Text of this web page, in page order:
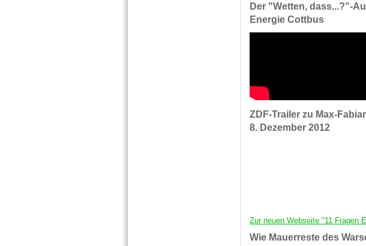
Der "Wetten, dass...?"-
Energie Cottbus
ZDF-Trailer zu Max-
8. Dezember 2012
Zur neuen Webseite "11 Fragen
Wie Mauerreste des